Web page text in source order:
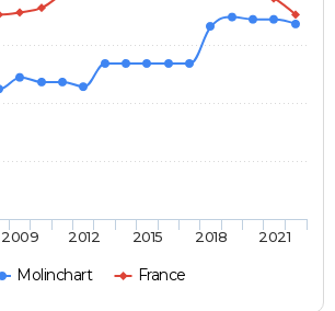
Molinchart France
2009 2012 2015 2018 2021